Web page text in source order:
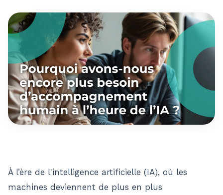
À l’ère de l'intelligence artificielle (IA), où les
machines deviennent de plus en plus